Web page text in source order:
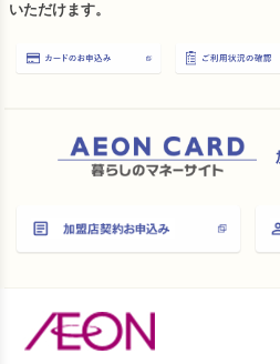
いただけます。